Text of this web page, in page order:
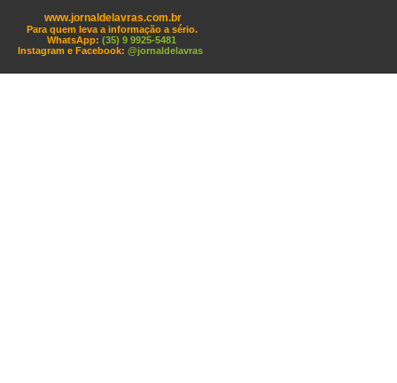
www.jornaldelavras.com.br
Para quem leva a informação a sério.
WhatsApp: (35) 9 9925-5481
Instagram e Facebook: @jornaldelavras